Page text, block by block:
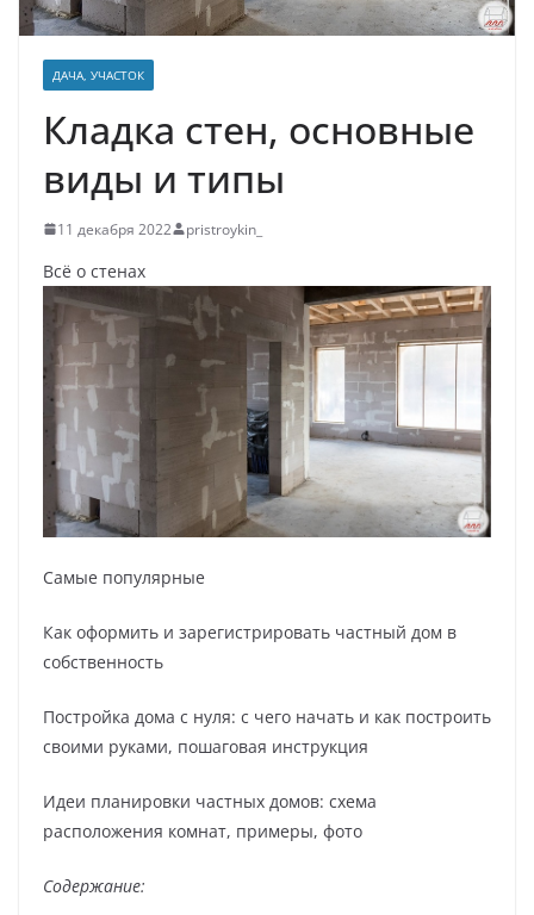
ДАЧА, УЧАСТОК
Кладка стен, основные
виды и типы
11 декабря 2022 pristroykin_
Всё о стенах
Самые популярные
Как оформить и зарегистрировать частный дом в
собственность
Постройка дома с нуля: с чего начать и как построить
своими руками, пошаговая инструкция
Идеи планировки частных домов: схема
расположения комнат, примеры, фото
Содержание: